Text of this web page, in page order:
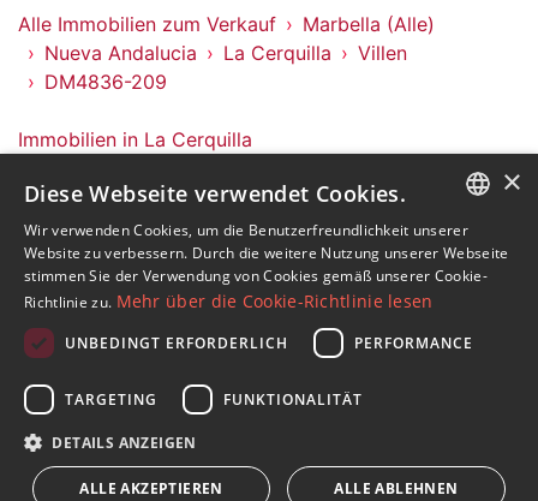
Alle Immobilien zum Verkauf
Marbella (Alle)
Nueva Andalucia
La Cerquilla
Villen
DM4836-209
Immobilien in La Cerquilla
Immobilien in Marbella (Alle)
Villen in La Cerquilla
Erhalten Sie Nachrichten über Immobilien, aktuelle
Themen und Lifestyle in Marbella
Abonnieren
ENGLISH
SPANISH
×
Diese Webseite verwendet Cookies.
Wir verwenden Cookies, um die Benutzerfreundlichkeit unserer
Website zu verbessern. Durch die weitere Nutzung unserer Webseite
stimmen Sie der Verwendung von Cookies gemäß unserer Cookie-
Richtlinie zu. Mehr über die Cookie-Richtlinie lesen
UNBEDINGT ERFORDERLICH PERFORMANCE
TARGETING FUNKTIONALITÄT
DETAILS ANZEIGEN
ALLE AKZEPTIEREN ALLE ABLEHNEN